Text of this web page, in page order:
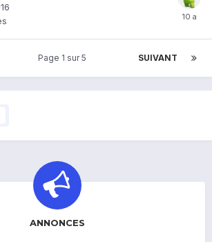
SUIVANT
Page 1 sur 5
ANNONCES